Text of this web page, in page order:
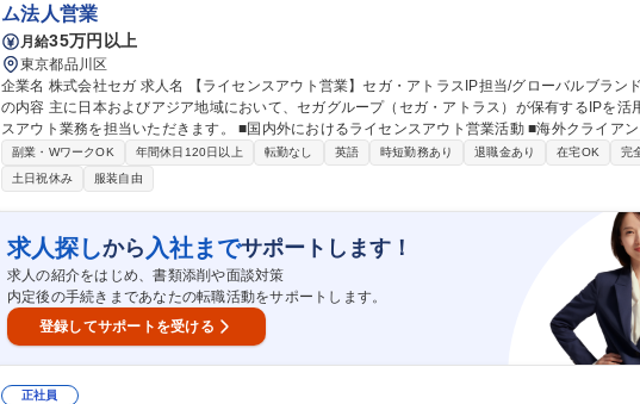
ム法人営業
月給35万円以上
東京都品川区
企業名 株式会社セガ 求人名 【ライセンスアウト営業】セガ・アトラスIP担当/グローバルブランド化を推進 仕事
の内容 主に日本およびアジア地域において、セガグループ（セガ・アトラス）が保有するIPを活
スアウト業務を担当いただきます。 ■国内外におけるライセンスアウト営業活動 ■海外クライアントおよびエージ
ェントとの折衝・関係構築 ■稟議起案、契約書締結、IP監修などの関連業務 募集職種 【ライセンスアウト営業】
セガ・アトラスIP担当/グローバルブランド化を推進
副業・WワークOK 年間休日120日以上 転勤なし 英語 時短勤務あり 退職金あり 在宅OK
完
土日祝休み
服装自由
求人探しから 入社までサポートします！
求人の紹介をはじめ、書類添削や面談対策
内定後の手続きまであなたの転職活動をサポートします。
登録してサポートを受ける
正社員